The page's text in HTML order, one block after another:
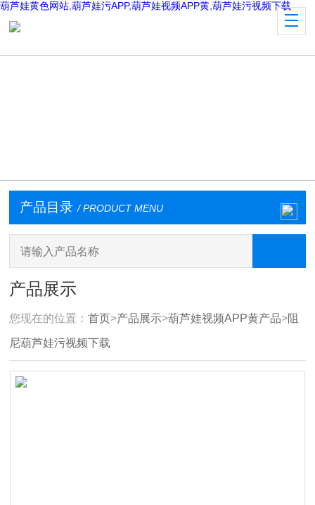
葫芦娃黄色网站,葫芦娃污APP,葫芦娃视频APP黄,葫芦娃污视频下载
产品目录 / PRODUCT MENU
产品展示
您现在的位置：首页>产品展示>葫芦娃视频APP黄产品>阻
尼葫芦娃污视频下载